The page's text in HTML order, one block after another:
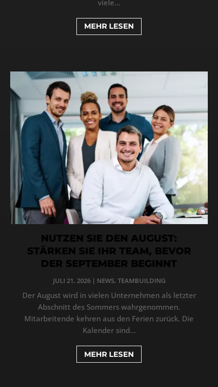
viele...
MEHR LESEN
NUTZEN SIE DEN AUGUST:
STÄRKEN SIE IHR TEAM, BEVOR
DER SEPTEMBER BEGINNT
JULI 21, 2026| NEWS, TEAMBUILDING
Der August wird in vielen Unternehmen als letzter
Abschnitt des Sommers wahrgenommen.
Mitarbeitende kehren aus den Ferien zurück. Die
Kalender sind...
MEHR LESEN